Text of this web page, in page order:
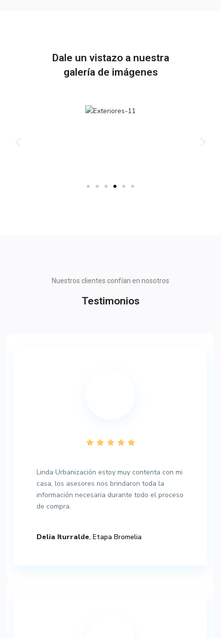
Dale un vistazo a nuestra
galería de imágenes
Nuestros clientes confían en nosotros
Testimonios
Linda Urbanización estoy muy contenta con mi
casa, los asesores nos brindaron toda la
información necesaria durante todo el proceso
de compra.
Delia Iturralde, Etapa Bromelia